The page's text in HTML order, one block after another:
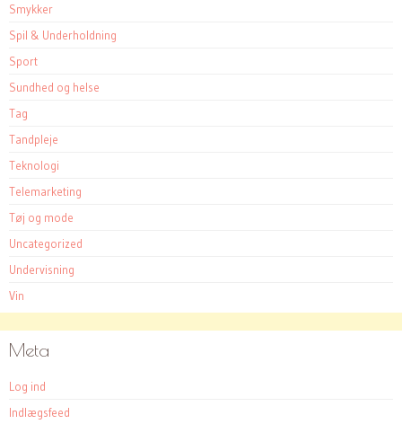
Smykker
Spil & Underholdning
Sport
Sundhed og helse
Tag
Tandpleje
Teknologi
Telemarketing
Tøj og mode
Uncategorized
Undervisning
Vin
Meta
Log ind
Indlægsfeed